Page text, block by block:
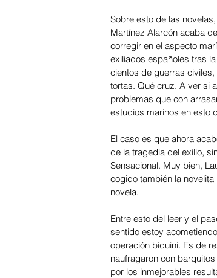
Sobre esto de las
Martínez Alarcón acaba
corregir en el aspecto
exiliados españoles tras
cientos de guerras
tortas. Qué cruz. A ver si
problemas que con
estudios marinos en esto
El caso es que ahora
de la tragedia del exilio,
Sensacional. Muy bien,
cogido también la
novela.
Entre esto del leer y el
sentido estoy
operación biquini. Es de
naufragaron con
por los inmejorables